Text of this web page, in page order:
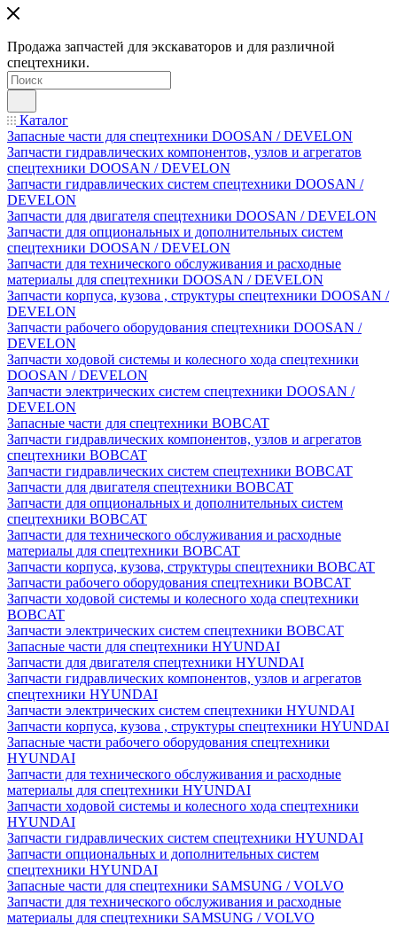
Продажа запчастей для экскаваторов и для различной
спецтехники.
Каталог
Запасные части для спецтехники DOOSAN / DEVELON
Запчасти гидравлических компонентов, узлов и агрегатов
спецтехники DOOSAN / DEVELON
Запчасти гидравлических систем спецтехники DOOSAN /
DEVELON
Запчасти для двигателя спецтехники DOOSAN / DEVELON
Запчасти для опциональных и дополнительных систем
спецтехники DOOSAN / DEVELON
Запчасти для технического обслуживания и расходные
материалы для спецтехники DOOSAN / DEVELON
Запчасти корпуса, кузова , структуры спецтехники DOOSAN /
DEVELON
Запчасти рабочего оборудования спецтехники DOOSAN /
DEVELON
Запчасти ходовой системы и колесного хода спецтехники
DOOSAN / DEVELON
Запчасти электрических систем спецтехники DOOSAN /
DEVELON
Запасные части для спецтехники BOBCAT
Запчасти гидравлических компонентов, узлов и агрегатов
спецтехники BOBCAT
Запчасти гидравлических систем спецтехники BOBCAT
Запчасти для двигателя спецтехники BOBCAT
Запчасти для опциональных и дополнительных систем
спецтехники BOBCAT
Запчасти для технического обслуживания и расходные
материалы для спецтехники BOBCAT
Запчасти корпуса, кузова, структуры спецтехники BOBCAT
Запчасти рабочего оборудования спецтехники BOBCAT
Запчасти ходовой системы и колесного хода спецтехники
BOBCAT
Запчасти электрических систем спецтехники BOBCAT
Запасные части для спецтехники HYUNDAI
Запчасти для двигателя спецтехники HYUNDAI
Запчасти гидравлических компонентов, узлов и агрегатов
спецтехники HYUNDAI
Запчасти электрических систем спецтехники HYUNDAI
Запчасти корпуса, кузова , структуры спецтехники HYUNDAI
Запасные части рабочего оборудования спецтехники
HYUNDAI
Запчасти для технического обслуживания и расходные
материалы для спецтехники HYUNDAI
Запчасти ходовой системы и колесного хода спецтехники
HYUNDAI
Запчасти гидравлических систем спецтехники HYUNDAI
Запчасти опциональных и дополнительных систем
спецтехники HYUNDAI
Запасные части для спецтехники SAMSUNG / VOLVO
Запчасти для технического обслуживания и расходные
материалы для спецтехники SAMSUNG / VOLVO